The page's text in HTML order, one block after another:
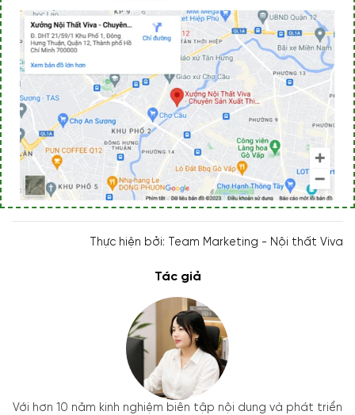
Thực hiện bởi: Team Marketing - Nội thất Viva
Tác giả
Với hơn 10 năm kinh nghiệm biên tập nội dung và phát triển